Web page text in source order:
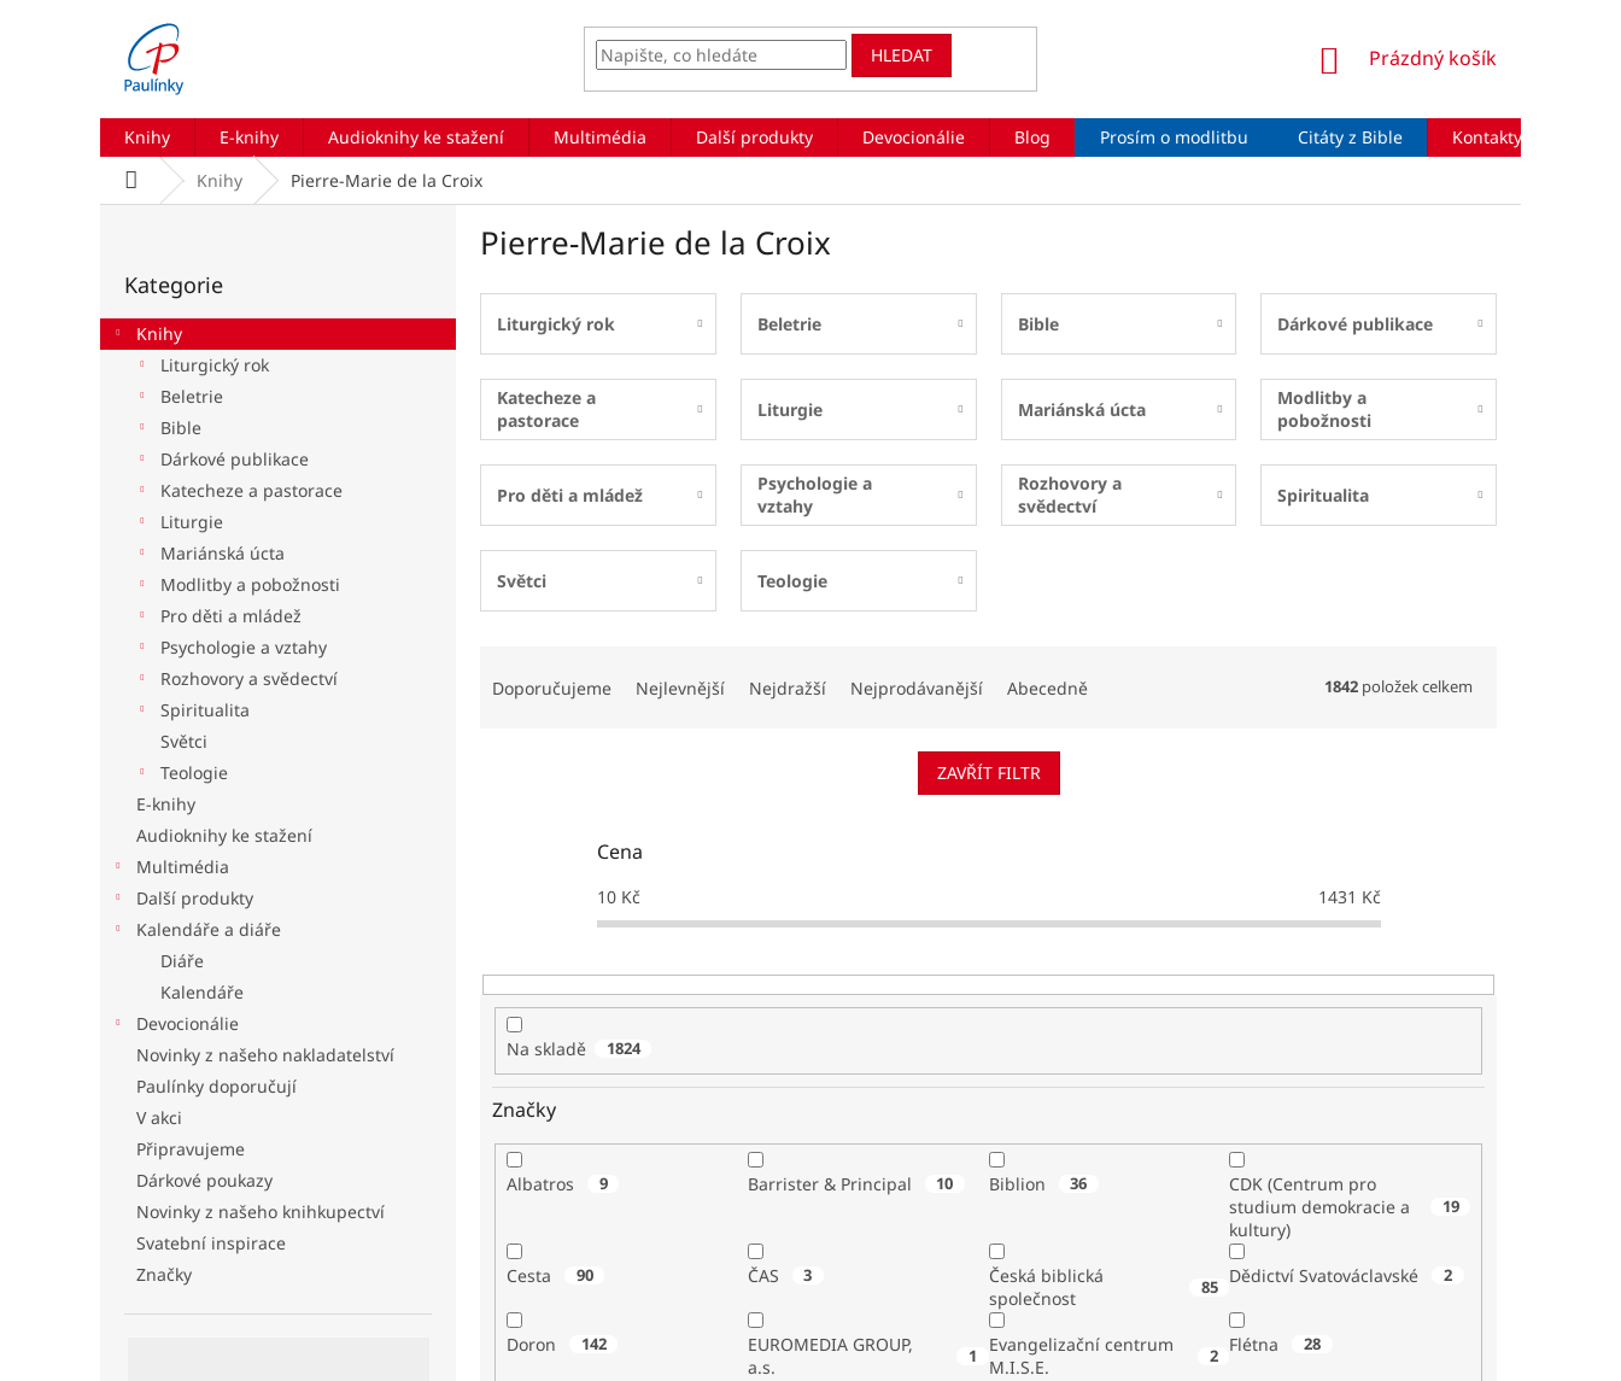
HLEDAT
NÁKUPNÍ
Prázdný košík
Knihy E-knihy Audioknihy ke stažení Multimédia Další produkty Devocionálie Blog Prosím o modlitbu Citáty z Bible Kontakty
Domů Knihy Pierre-Marie de la Croix
r
a
kategorie
Kategorie
Knihy
Liturgický rok
Beletrie
Bible
Dárkové publikace
Katecheze a pastorace
Liturgie
Mariánská úcta
Modlitby a pobožnosti
Pro děti a mládež
Psychologie a vztahy
Rozhovory a svědectví
Spiritualita
Světci
Teologie
E-knihy
Audioknihy ke stažení
Multimédia
Další produkty
Kalendáře a diáře
Diáře
Kalendáře
Devocionálie
Novinky z našeho nakladatelství
Paulínky doporučují
V akci
Připravujeme
Dárkové poukazy
Novinky z našeho knihkupectví
Svatební inspirace
Značky
Pierre-Marie de la Croix
Liturgický rok Beletrie Bible Dárkové publikace
Katecheze a
pastorace
Liturgie Mariánská úcta
Modlitby a
pobožnosti
Pro děti a mládež
Psychologie a
vztahy
Rozhovory a
svědectví
Spiritualita
Světci Teologie
t
ů
Doporučujeme Nejlevnější Nejdražší Nejprodávanější Abecedně 1842 položek celkem
ZAVŘÍT FILTR
Cena
10Kč 1431 Kč
Na skladě 1824
Značky
Albatros 9 Barrister & Principal 10 Biblion 36
CDK (Centrum pro
studium demokracie a
kultury)
19
Cesta 90 ČAS 3
Česká biblická
společnost
85 Dědictví Svatováclavské 2
Doron 142
EUROMEDIA GROUP,
a.s.
1
Evangelizační centrum
M.I.S.E.
2 Flétna 28